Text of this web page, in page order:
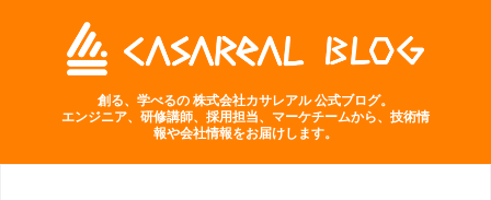
創る、学べるの 株式会社カサレアル 公式ブログ。
エンジニア、研修講師、採用担当、マーケチームから、技術情
報や会社情報をお届けします。